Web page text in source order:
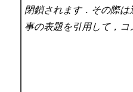
閉鎖されます．その際
事の表題を引用して，コ